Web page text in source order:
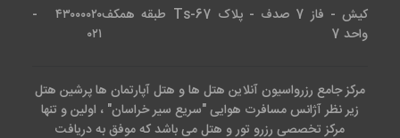
کیش - فاز 7 صدف - پلاک Ts-67 طبقه همکف
واحد 7
۴۳۰۰۰۰۲۰ -
۰۲۱
مرکز جامع رزرواسیون آنلاین هتل ها و هتل آپارتمان ها پرشین هتل
زیر نظر آژانس مسافرت هوایی "سریع سیر خراسان" ، اولین و تنها
مرکز تخصصی رزرو تور و هتل می باشد که موفق به دریافت